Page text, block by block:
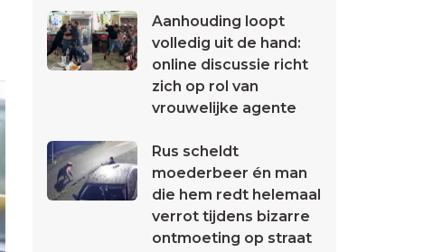
Aanhouding loopt
volledig uit de hand:
online discussie richt
zich op rol van
vrouwelijke agente
Rus scheldt
moederbeer én man
die hem redt helemaal
verrot tijdens bizarre
ontmoeting op straat